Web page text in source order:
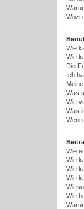
Wozu
Wie
Wie
Die
Ich
Was
Wie
Was
Wie
Wie
Wie
Wie
Wie